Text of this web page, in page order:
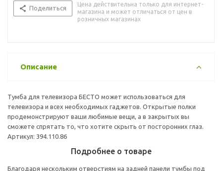
Поделиться
Цена действительна только для интернет-
магазина и может отличаться от цен в
розничных магазинах
Описание
Тумба для телевизора БЕСТО может использоваться для
телевизора и всех необходимых гаджетов. Открытые полки
продемонстрируют ваши любимые вещи, а в закрытых вы
сможете спрятать то, что хотите скрыть от посторонних глаз.
Артикул: 394.110.86
Подробнее о товаре
Благодаря нескольким отверстиям на задней панели тумбы под